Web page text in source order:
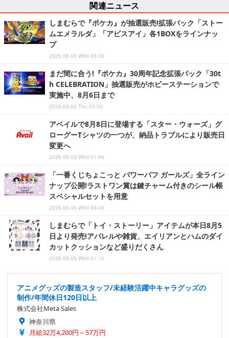
関連ニュース
しまむらで『ポケカ』が抽選販売!拡張パック「ストー
ムエメラルダ」「アビスアイ」各1BOXをラインナッ
プ
2026.08.05 Wed 05:00
まだ間に合う!『ポケカ』30周年記念拡張パック「30t
h CELEBRATION」抽選販売がホビーステーションで
実施中、8月6日まで
2026.08.06 Thu 03:00
アベイルで8月8日に登場する「スター・ウォーズ」グ
ローグーTシャツの一つが、納品トラブルにより販売日
変更へ
2026.08.05 Wed 01:45
「一番くじちょこっと パワーパフ ガールズ」全ライン
ナップ公開!ラストワン賞は鍵チャーム付きのシール帳
スペシャルセットを用意
2026.08.05 Wed 09:45
しまむらで「トイ・ストーリー」アイテムが本日8月5
日より発売!アパレルや雑貨、エイリアンとハムのダイ
カットクッションなど盛りだくさん
2026.08.05 Wed 01:10
アニメグッズの製造スタッフ/未経験活躍中キャラグッズの
制作/年間休日120日以上
株式会社Meta Sales
神奈川県
月給32万4,200円～57万円